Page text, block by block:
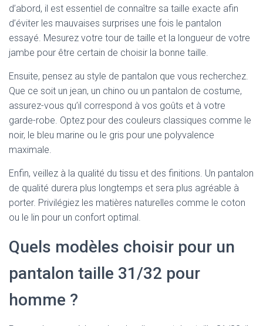
d’abord, il est essentiel de connaître sa taille exacte afin
d’éviter les mauvaises surprises une fois le pantalon
essayé. Mesurez votre tour de taille et la longueur de votre
jambe pour être certain de choisir la bonne taille.
Ensuite, pensez au style de pantalon que vous recherchez.
Que ce soit un jean, un chino ou un pantalon de costume,
assurez-vous qu’il correspond à vos goûts et à votre
garde-robe. Optez pour des couleurs classiques comme le
noir, le bleu marine ou le gris pour une polyvalence
maximale.
Enfin, veillez à la qualité du tissu et des finitions. Un pantalon
de qualité durera plus longtemps et sera plus agréable à
porter. Privilégiez les matières naturelles comme le coton
ou le lin pour un confort optimal.
Quels modèles choisir pour un
pantalon taille 31/32 pour
homme ?